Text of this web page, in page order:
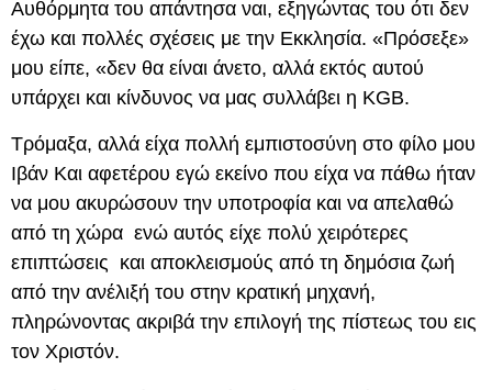
Αυθόρμητα του απάντησα ναι, εξηγώντας του ότι δεν
έχω και πολλές σχέσεις με την Εκκλησία. «Πρόσεξε»
μου είπε, «δεν θα είναι άνετο, αλλά εκτός αυτού
υπάρχει και κίνδυνος να μας συλλάβει η KGB.
Τρόμαξα, αλλά είχα πολλή εμπιστοσύνη στο φίλο μου
Ιβάν Και αφετέρου εγώ εκείνο που είχα να πάθω ήταν
να μου ακυρώσουν την υποτροφία και να απελαθώ
από τη χώρα ενώ αυτός είχε πολύ χειρότερες
επιπτώσεις και αποκλεισμούς από τη δημόσια ζωή
από την ανέλιξή του στην κρατική μηχανή,
πληρώνοντας ακριβά την επιλογή της πίστεως του εις
τον Χριστόν.